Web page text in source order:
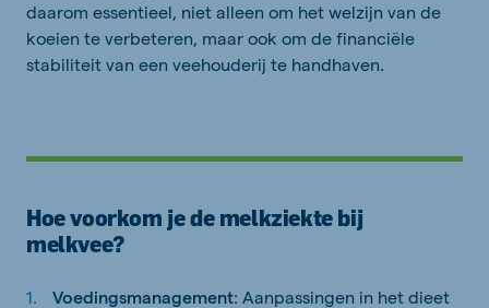
daarom essentieel, niet alleen om het welzijn van de
koeien te verbeteren, maar ook om de financiële
stabiliteit van een veehouderij te handhaven.
Hoe voorkom je de melkziekte bij
melkvee?
Voedingsmanagement: Aanpassingen in het dieet